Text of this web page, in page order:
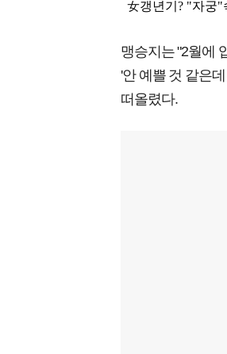
맹승지는 "2월에
'안 예쁠 것 같은
떠올렸다.